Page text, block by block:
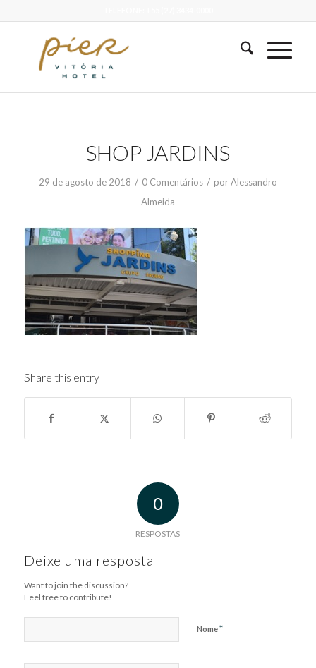
SHOP JARDINS
29 de agosto de 2018 / 0 Comentários / porAlessandro
Almeida
Share this entry
0
RESPOSTAS
Deixe uma resposta
Want to join the discussion?
Feel free to contribute!
Nome*